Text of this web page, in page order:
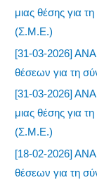
μιας θέσης για
(Σ.Μ.Ε.)
[31-03-2026]
θέσεων για τη
[31-03-2026]
μιας θέσης για
(Σ.Μ.Ε.)
[18-02-2026]
θέσεων για τη